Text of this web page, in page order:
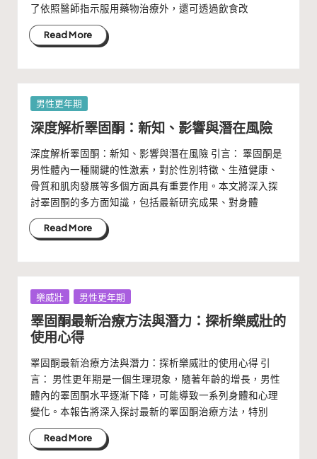
了依照醫師指示服用藥物治療外，還可透過飲食改
Read More
Posted
in
男性更年期
深度解析睪固酮：新知、影響與潛在風險
深度解析睪固酮：新知、影響與潛在風險 引言： 睪固酮是
男性體內一種關鍵的性激素，對於性別特徵、生殖健康、
骨質和肌肉發展等多個方面具有重要作用。本文將深入探
討睪固酮的多方面知識，包括最新研究成果、對身體
Read More
Posted
in
樂威壯 男性更年期
睪固酮最新治療方法與潛力：探析樂威壯的
使用心得
睪固酮最新治療方法與潛力：探析樂威壯的使用心得 引
言： 男性更年期是一個生理現象，隨著年齡的增長，男性
體內的睪固酮水平逐漸下降，可能導致一系列身體和心理
變化。本報告將深入探討最新的睪固酮治療方法，特別
Read More